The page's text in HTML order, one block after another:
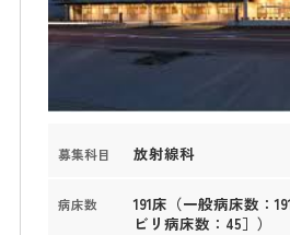
募集科目 放射線科
病床数
191床（一般病床数：
ビリ病床数：45］）